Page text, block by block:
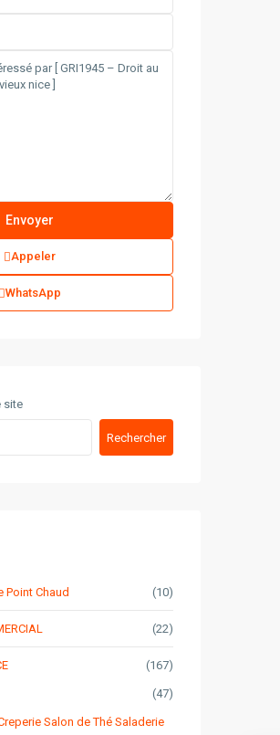
Appeler
WhatsApp
site
Rechercher
Point Chaud (10)
(22)
(167)
(47)
Salon de Thé Saladerie